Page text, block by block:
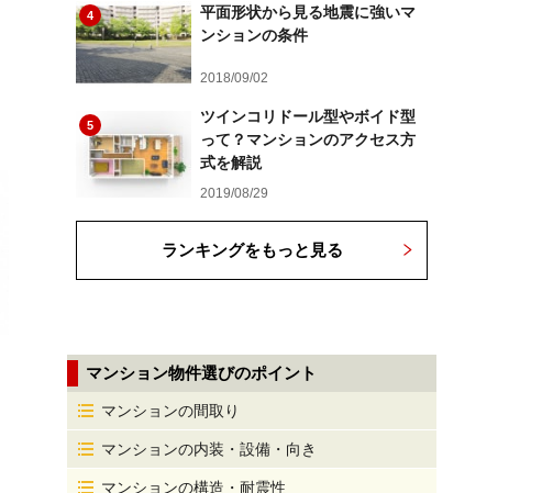
4
平面形状から見る地震に強いマ
ンションの条件
2018/09/02
5
ツインコリドール型やボイド型
って？マンションのアクセス方
式を解説
2019/08/29
ランキングをもっと見る
マンション物件選びのポイント
マンションの間取り
マンションの内装・設備・向き
マンションの構造・耐震性